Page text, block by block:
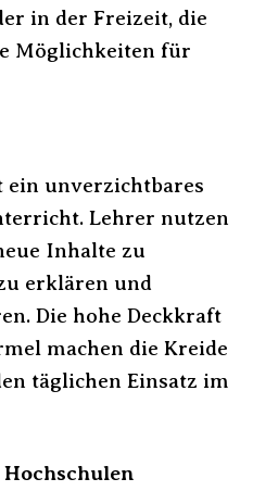
in der Freizeit, die
Möglichkeiten für
ein unverzichtbares
Lehrer nutzen
Inhalte zu
erklären und
Die hohe Deckkraft
machen die Kreide
täglichen Einsatz im